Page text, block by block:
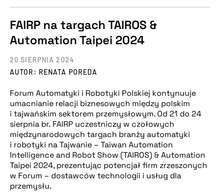
FAIRP na targach TAIROS &
Automation Taipei 2024
AUTOR: RENATA POREDA
20 SIERPNIA 2024
Forum Automatyki i Robotyki Polskiej kontynuuje
umacnianie relacji biznesowych między polskim
i tajwańskim sektorem przemysłowym. Od 21 do 24
sierpnia br. FAIRP uczestniczy w czołowych
międzynarodowych targach branży automatyki
i robotyki na Tajwanie – Taiwan Automation
Intelligence and Robot Show (TAIROS) & Automation
Taipei 2024, prezentując potencjał firm zrzeszonych
w Forum – dostawców technologii i usług dla
przemysłu.